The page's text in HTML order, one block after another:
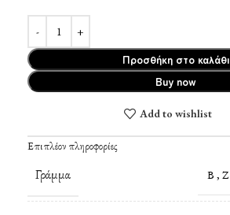
Προσθήκη στο καλάθι
Buy now
Add to wishlist
Επιπλέον πληροφορίες
Γράμμα Β , Ζ